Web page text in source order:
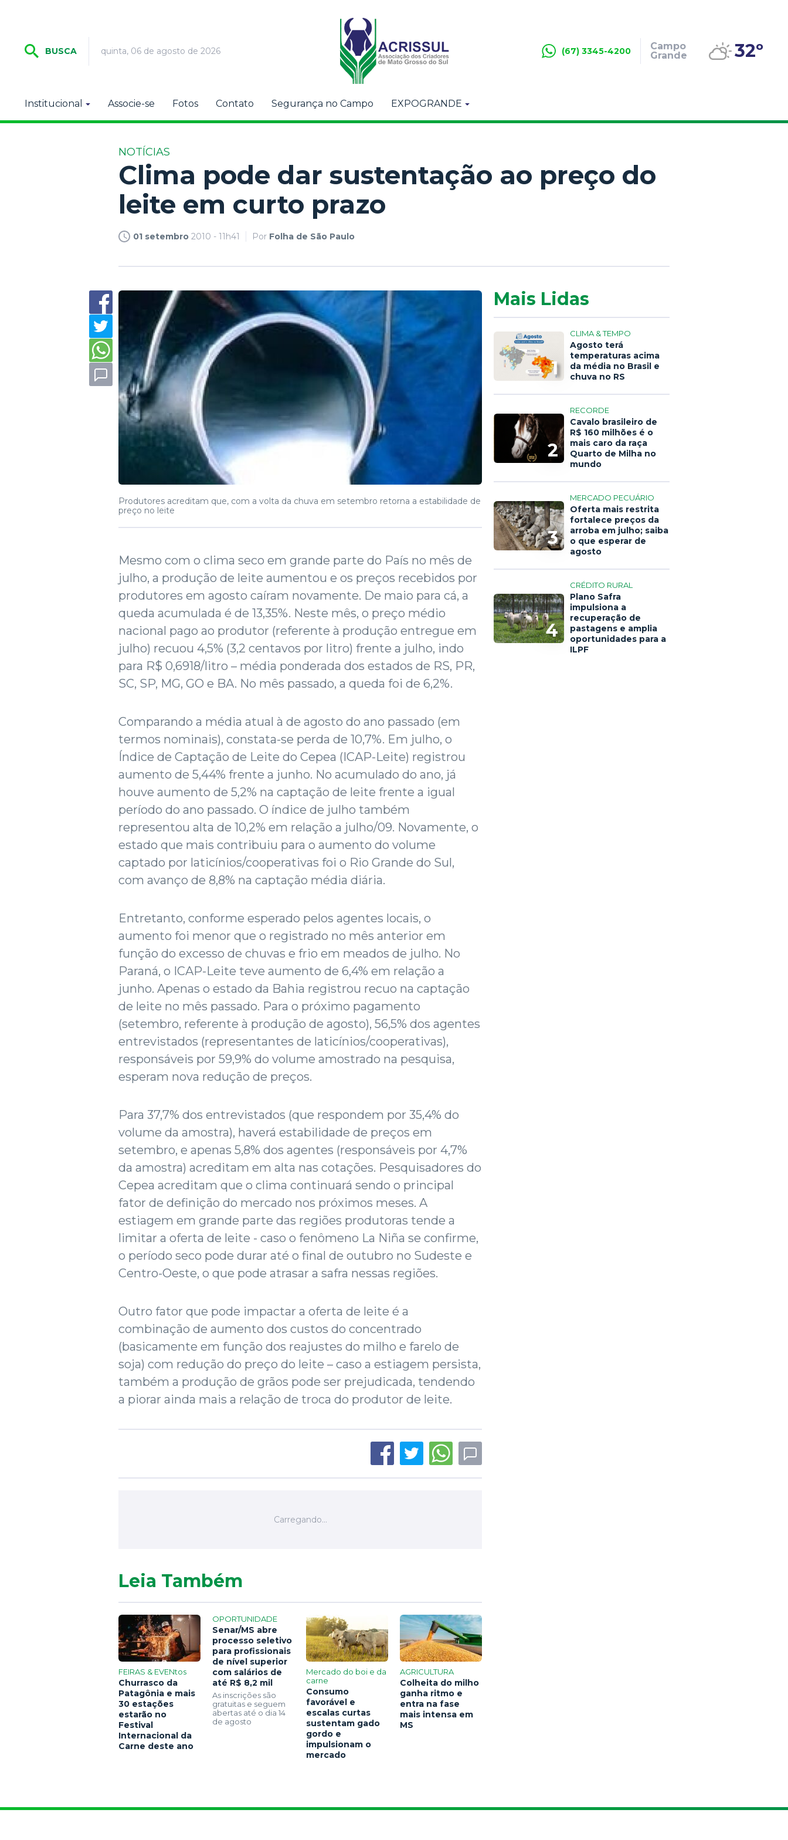
BUSCA quinta, 06 de agosto de 2026 (67) 3345-4200
Campo
Grande
32º
Institucional Associe-se Fotos Contato Segurança no Campo EXPOGRANDE
NOTÍCIAS
Clima pode dar sustentação ao preço do
leite em curto prazo
01 setembro 2010 - 11h41 Por Folha de São Paulo
Produtores acreditam que, com a volta da chuva em setembro retorna a estabilidade de
preço no leite
Mesmo com o clima seco em grande parte do País no mês de
julho, a produção de leite aumentou e os preços recebidos por
produtores em agosto caíram novamente. De maio para cá, a
queda acumulada é de 13,35%. Neste mês, o preço médio
nacional pago ao produtor (referente à produção entregue em
julho) recuou 4,5% (3,2 centavos por litro) frente a julho, indo
para R$ 0,6918/litro – média ponderada dos estados de RS, PR,
SC, SP, MG, GO e BA. No mês passado, a queda foi de 6,2%.
Comparando a média atual à de agosto do ano passado (em
termos nominais), constata-se perda de 10,7%. Em julho, o
Índice de Captação de Leite do Cepea (ICAP-Leite) registrou
aumento de 5,44% frente a junho. No acumulado do ano, já
houve aumento de 5,2% na captação de leite frente a igual
período do ano passado. O índice de julho também
representou alta de 10,2% em relação a julho/09. Novamente, o
estado que mais contribuiu para o aumento do volume
captado por laticínios/cooperativas foi o Rio Grande do Sul,
com avanço de 8,8% na captação média diária.
Entretanto, conforme esperado pelos agentes locais, o
aumento foi menor que o registrado no mês anterior em
função do excesso de chuvas e frio em meados de julho. No
Paraná, o ICAP-Leite teve aumento de 6,4% em relação a
junho. Apenas o estado da Bahia registrou recuo na captação
de leite no mês passado. Para o próximo pagamento
(setembro, referente à produção de agosto), 56,5% dos agentes
entrevistados (representantes de laticínios/cooperativas),
responsáveis por 59,9% do volume amostrado na pesquisa,
esperam nova redução de preços.
Para 37,7% dos entrevistados (que respondem por 35,4% do
volume da amostra), haverá estabilidade de preços em
setembro, e apenas 5,8% dos agentes (responsáveis por 4,7%
da amostra) acreditam em alta nas cotações. Pesquisadores do
Cepea acreditam que o clima continuará sendo o principal
fator de definição do mercado nos próximos meses. A
estiagem em grande parte das regiões produtoras tende a
limitar a oferta de leite - caso o fenômeno La Niña se confirme,
o período seco pode durar até o final de outubro no Sudeste e
Centro-Oeste, o que pode atrasar a safra nessas regiões.
Outro fator que pode impactar a oferta de leite é a
combinação de aumento dos custos do concentrado
(basicamente em função dos reajustes do milho e farelo de
soja) com redução do preço do leite – caso a estiagem persista,
também a produção de grãos pode ser prejudicada, tendendo
a piorar ainda mais a relação de troca do produtor de leite.
Mais Lidas
1
CLIMA & TEMPO
Agosto terá
temperaturas acima
da média no Brasil e
chuva no RS
2
RECORDE
Cavalo brasileiro de
R$ 160 milhões é o
mais caro da raça
Quarto de Milha no
mundo
3
MERCADO PECUÁRIO
Oferta mais restrita
fortalece preços da
arroba em julho; saiba
o que esperar de
agosto
4
CRÉDITO RURAL
Plano Safra
impulsiona a
recuperação de
pastagens e amplia
oportunidades para a
ILPF
Leia Também
FEIRAS & EVENtos
Churrasco da
Patagônia e mais
30 estações
estarão no
Festival
Internacional da
Carne deste ano
OPORTUNIDADE
Senar/MS abre
processo seletivo
para profissionais
de nível superior
com salários de
até R$ 8,2 mil
As inscrições são
gratuitas e seguem
abertas até o dia 14
de agosto
Mercado do boi e da
carne
Consumo
favorável e
escalas curtas
sustentam gado
gordo e
impulsionam o
mercado
AGRICULTURA
Colheita do milho
ganha ritmo e
entra na fase
mais intensa em
MS